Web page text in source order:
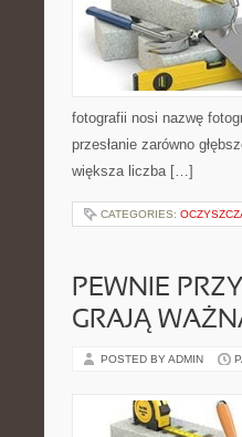
fotografii nosi nazwę
przesłanie zarówno
większa liczba […]
CATEGORIES:
PEWNIE
GRAJĄ
POSTED BY ADMIN